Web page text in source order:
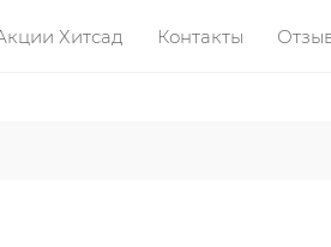
Хитсад Контакты